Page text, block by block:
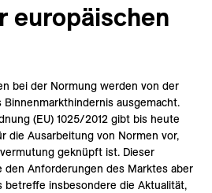
europäischen
bei der Normung werden von der
ausgemacht.
(EU) 1025/2012 gibt bis heute
die Ausarbeitung von Normen vor,
geknüpft ist. Dieser
den Anforderungen des Marktes aber
betreffe insbesondere die Aktualität,